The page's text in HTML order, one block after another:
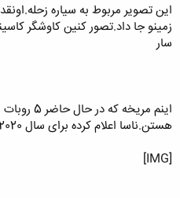
زمینو جا داد.تصور کنین کاوشگر
سار
اینم
هستن.ناسا اعلام کرده برای سال 2020 یه کاوشگر پیشرفته تر اعزام میکنه
[IMG]